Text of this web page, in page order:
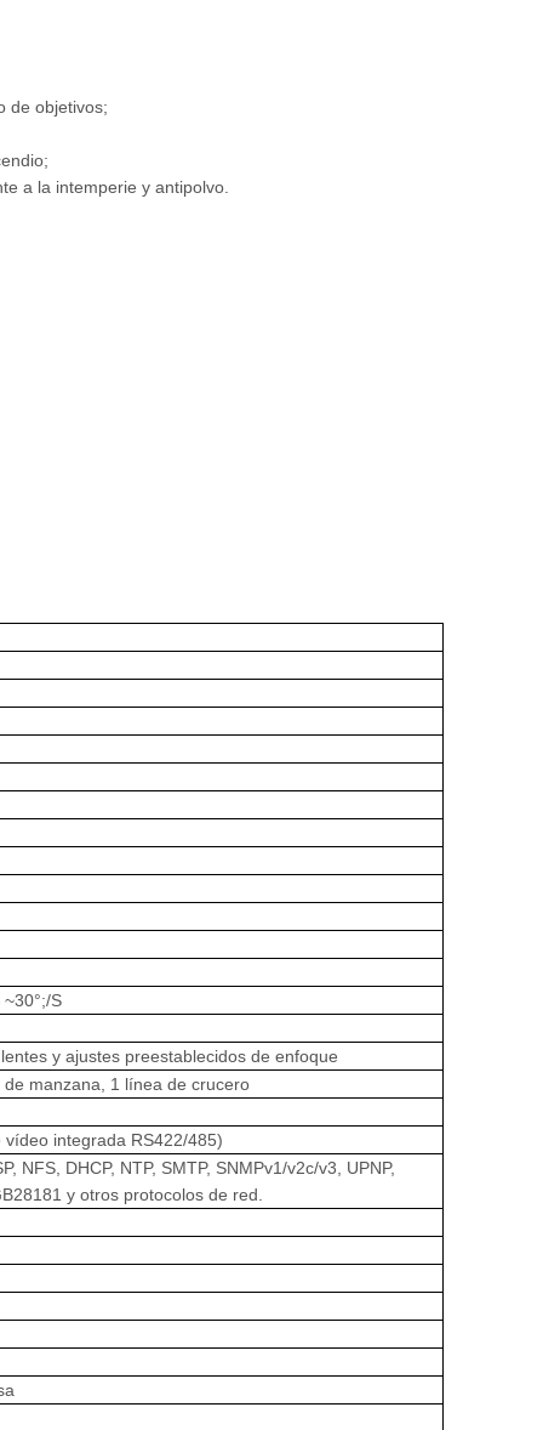
de objetivos;
a la intemperie y antipolvo.
S
y ajustes preestablecidos de enfoque
manzana, 1 línea de crucero
integrada RS422/485)
NFS, DHCP, NTP, SMTP, SNMPv1/v2c/v3, UPNP,
y otros protocolos de red.